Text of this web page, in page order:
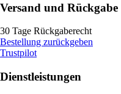
Versand und Rückgabe
30 Tage Rückgaberecht
Bestellung zurückgeben
Trustpilot
Dienstleistungen